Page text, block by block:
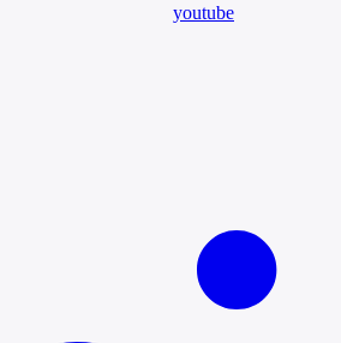
youtube